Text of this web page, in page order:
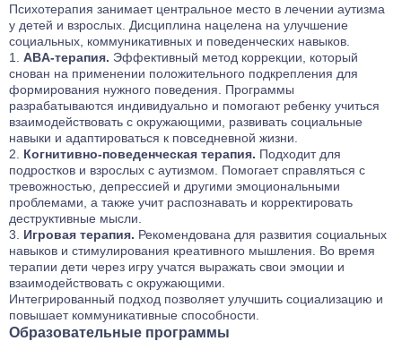
Психотерапия занимает центральное место в лечении аутизма
у детей и взрослых. Дисциплина нацелена на улучшение
социальных, коммуникативных и поведенческих навыков.
ABA-терапия. Эффективный метод коррекции, который
снован на применении положительного подкрепления для
формирования нужного поведения. Программы
разрабатываются индивидуально и помогают ребенку учиться
взаимодействовать с окружающими, развивать социальные
навыки и адаптироваться к повседневной жизни.
Когнитивно-поведенческая терапия. Подходит для
подростков и взрослых с аутизмом. Помогает справляться с
тревожностью, депрессией и другими эмоциональными
проблемами, а также учит распознавать и корректировать
деструктивные мысли.
Игровая терапия. Рекомендована для развития социальных
навыков и стимулирования креативного мышления. Во время
терапии дети через игру учатся выражать свои эмоции и
взаимодействовать с окружающими.
Интегрированный подход позволяет улучшить социализацию и
повышает коммуникативные способности.
Образовательные программы